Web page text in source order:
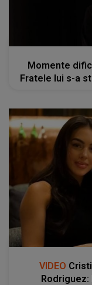
Momente
Fratele lui s-a
VIDEO
Rodriguez: